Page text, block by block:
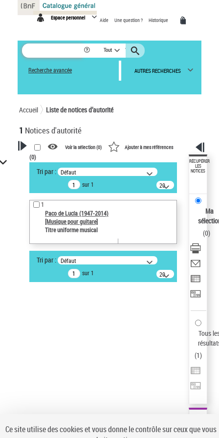
Espace personnel Aide Une question ? Historique
Tout
Recherche avancée AUTRES RECHERCHES
Accueil Liste de notices d’autorité
1 Notices d'autorité
VOTRE RECHERCHE
Recherche avancée dans les
notices d’autorité
Œuvres liées à l'auteur :
Paco de Lucía (1947-2014)
Auteur d’œuvre
Type de notice d'autorité
Œuvre
Statut de la notice d’autorité
Voir la sélection (0) Ajouter à mes références
(0)
Tri par : Défaut
sur 1
20
résultats/page
1
Paco de Lucía (1947-2014)
[Musique pour guitare]
Titre uniforme musical
Tri par : Défaut
sur 1
20
résultats/page
RÉCUPÉRER
LES
NOTICES
Ma
(0)
Tous
(1)
Panneau de gestion des cookies
Ce site utilise des cookies et vous donne le contrôle sur ceux que vous